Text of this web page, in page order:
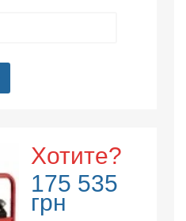
Хотите?
175 535
грн